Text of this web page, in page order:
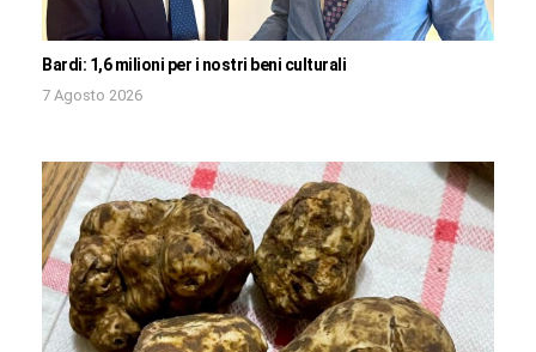
Bardi: 1,6 milioni per i nostri beni culturali
7 Agosto 2026